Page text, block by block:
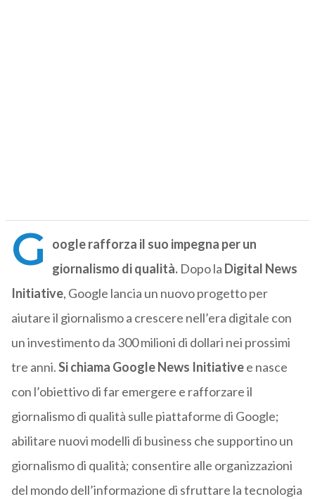
G oogle rafforza il suo impegna per un
giornalismo di qualità.Dopo la Digital News
Initiative, Google lancia un nuovo progetto per
aiutare il giornalismo a crescere nell’era digitale con
un investimento da 300 milioni di dollari nei prossimi
tre anni.Si chiama Google News Initiativee nasce
con l’obiettivo di far emergere e rafforzare il
giornalismo di qualità sulle piattaforme di Google;
abilitare nuovi modelli di business che supportino un
giornalismo di qualità; consentire alle organizzazioni
del mondo dell’informazione di sfruttare la tecnologia